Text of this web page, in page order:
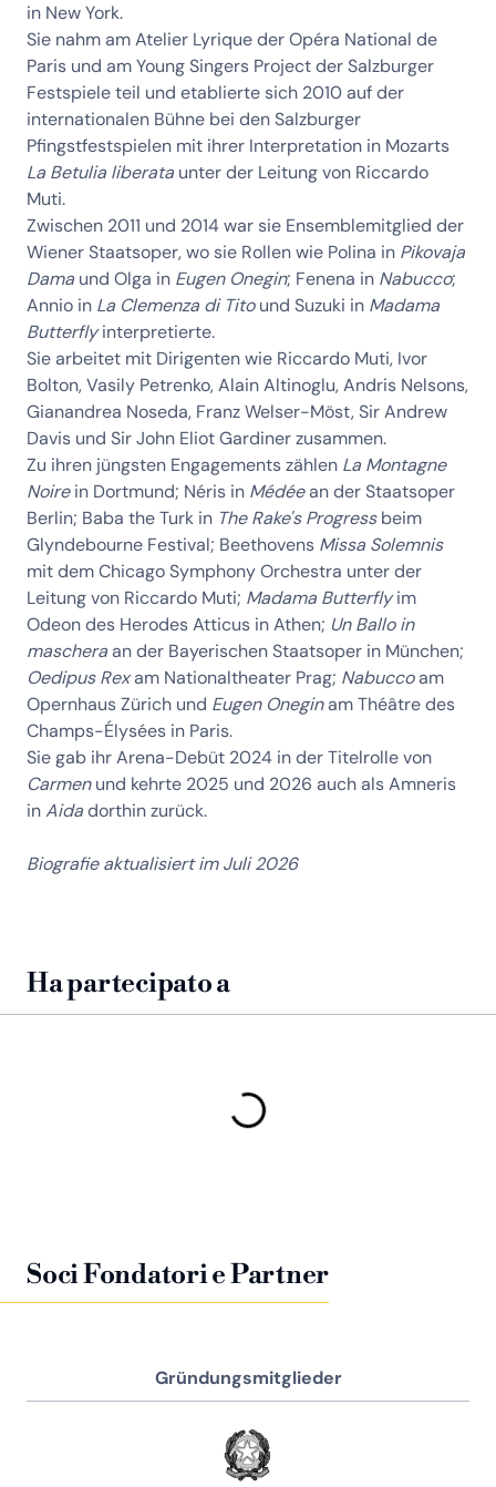
in New York.
Sie nahm am Atelier Lyrique der Opéra National de
Paris und am Young Singers Project der Salzburger
Festspiele teil und etablierte sich 2010 auf der
internationalen Bühne bei den Salzburger
Pfingstfestspielen mit ihrer Interpretation in Mozarts
La Betulia liberata unter der Leitung von Riccardo
Muti.
Zwischen 2011 und 2014 war sie Ensemblemitglied der
Wiener Staatsoper, wo sie Rollen wie Polina in Pikovaja
Dama und Olga in Eugen Onegin; Fenena in Nabucco;
Annio in La Clemenza di Titound Suzuki in Madama
Butterflyinterpretierte.
Sie arbeitet mit Dirigenten wie Riccardo Muti, Ivor
Bolton, Vasily Petrenko, Alain Altinoglu, Andris Nelsons,
Gianandrea Noseda, Franz Welser-Möst, Sir Andrew
Davis und Sir John Eliot Gardiner zusammen.
Zu ihren jüngsten Engagements zählen La Montagne
Noirein Dortmund; Néris in Médéean der Staatsoper
Berlin; Baba the Turk in The Rake's Progressbeim
Glyndebourne Festival; Beethovens Missa Solemnis
mit dem Chicago Symphony Orchestra unter der
Leitung von Riccardo Muti; Madama Butterflyim
Odeon des Herodes Atticus in Athen; Un Ballo in
mascheraan der Bayerischen Staatsoper in München;
Oedipus Rexam Nationaltheater Prag; Nabuccoam
Opernhaus Zürich und Eugen Oneginam Théâtre des
Champs-Élysées in Paris.
Sie gab ihr Arena-Debüt 2024 in der Titelrolle von
Carmenund kehrte 2025 und 2026 auch als Amneris
inAidadorthin zurück.
Biografie aktualisiert im Juli 2026
Ha partecipato a
Soci Fondatori e Partner
Gründungsmitglieder